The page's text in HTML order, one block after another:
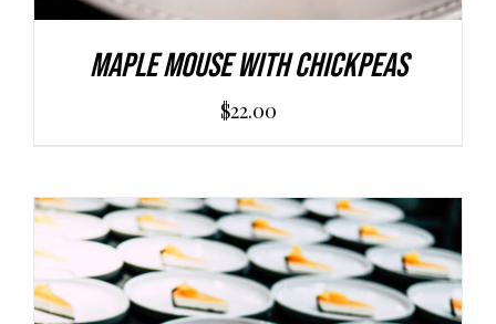
Maple Mouse With Chickpeas
$22.00